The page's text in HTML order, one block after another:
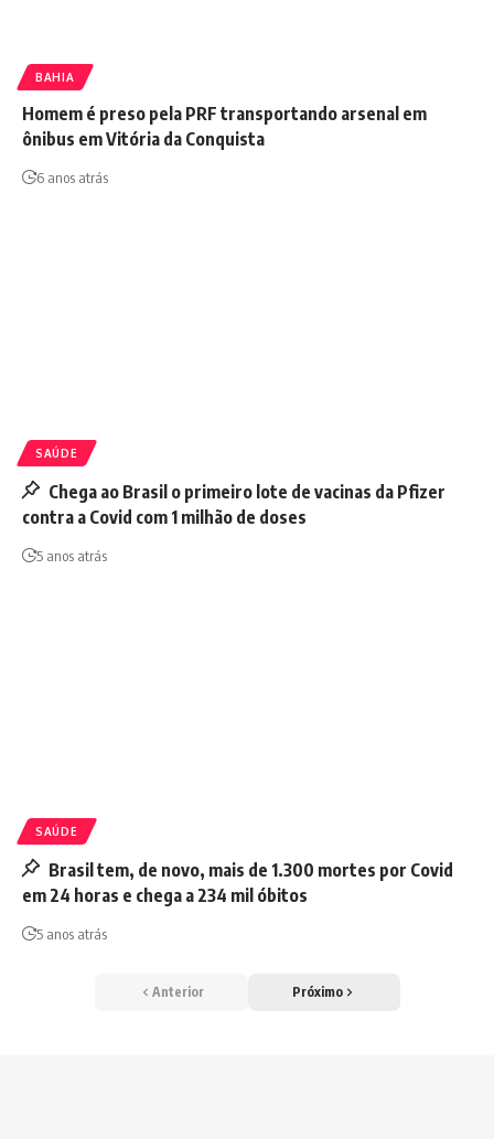
BAHIA
Homem é preso pela PRF transportando arsenal em
ônibus em Vitória da Conquista
6 anos atrás
SAÚDE
Chega ao Brasil o primeiro lote de vacinas da Pfizer
contra a Covid com 1 milhão de doses
5 anos atrás
SAÚDE
Brasil tem, de novo, mais de 1.300 mortes por Covid
em 24 horas e chega a 234 mil óbitos
5 anos atrás
Anterior Próximo